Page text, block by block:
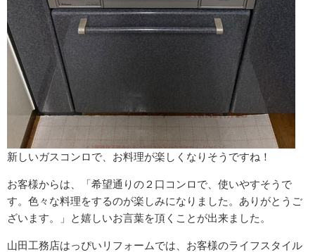
新しいガスコンロで、お料理が楽しくなりそうですね！
お客様からは、「希望通りの２口コンロで、使いやすそうで
す。色々な料理をするのが楽しみになりました。ありがとうご
ざいます。」と嬉しいお言葉を頂くことが出来ました。
山田工務店はっぴいリフォームでは、お客様のライフスタイル